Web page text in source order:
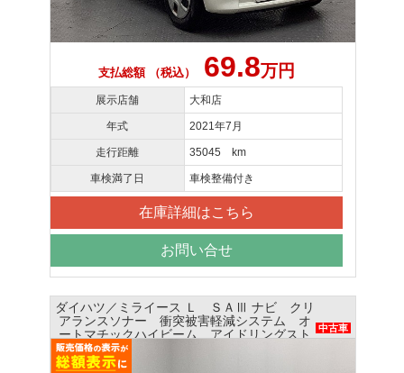
支払総額 （税込） 69.8万円
展示店舗 大和店
年式 2021年7月
走行距離 35045 km
車検満了日 車検整備付き
在庫詳細はこちら
お問い合せ
ダイハツ／ミライース Ｌ ＳＡⅢ ナビ クリ
アランスソナー 衝突被害軽減システム オ
ートマチックハイビーム アイドリングスト
中古車